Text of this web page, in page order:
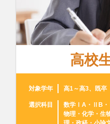
高校
対象学年 高1～高3、既卒
選択科目
数学ⅠA・ⅡB・
物理・化学・生